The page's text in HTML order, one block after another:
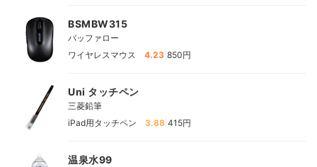
BSMBW315
バッファロー
ワイヤレスマウス
4.23 850円
Uni タッチペン
三菱鉛筆
iPad用タッチペン
3.88 415円
温泉水99